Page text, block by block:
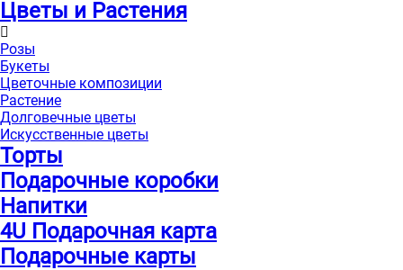
Цветы и Растения
Розы
Букеты
Цветочные композиции
Растение
Долговечные цветы
Искусственные цветы
Торты
Подарочные коробки
Напитки
4U Подарочная карта
Подарочные карты